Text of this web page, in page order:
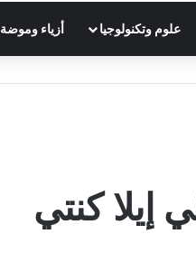
علوم وتكنولوجيا أزياء وموضة
إيلا كنتي